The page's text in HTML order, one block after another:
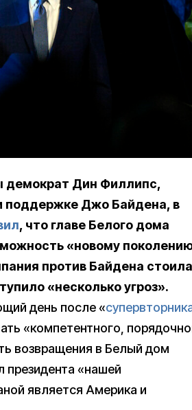
демократ Дин Филлипс,
поддержке Джо Байдена, в
, что главе Белого дома
«новому
против Байдена стоила
«несколько угроз».
день после «
«компетентного,
возвращения в Белый дом
«нашей
является Америка и